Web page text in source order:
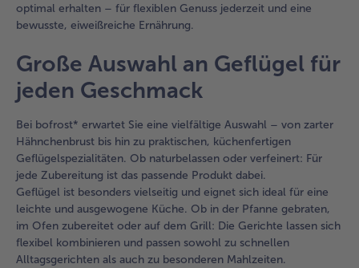
optimal erhalten – für flexiblen Genuss jederzeit und eine
bewusste, eiweißreiche Ernährung.
Große Auswahl an Geflügel für
jeden Geschmack
Bei bofrost* erwartet Sie eine vielfältige Auswahl – von zarter
Hähnchenbrust bis hin zu praktischen, küchenfertigen
Geflügelspezialitäten. Ob naturbelassen oder verfeinert: Für
jede Zubereitung ist das passende Produkt dabei.
Geflügel ist besonders vielseitig und eignet sich ideal für eine
leichte und ausgewogene Küche. Ob in der Pfanne gebraten,
im Ofen zubereitet oder auf dem Grill: Die Gerichte lassen sich
flexibel kombinieren und passen sowohl zu schnellen
Alltagsgerichten als auch zu besonderen Mahlzeiten.